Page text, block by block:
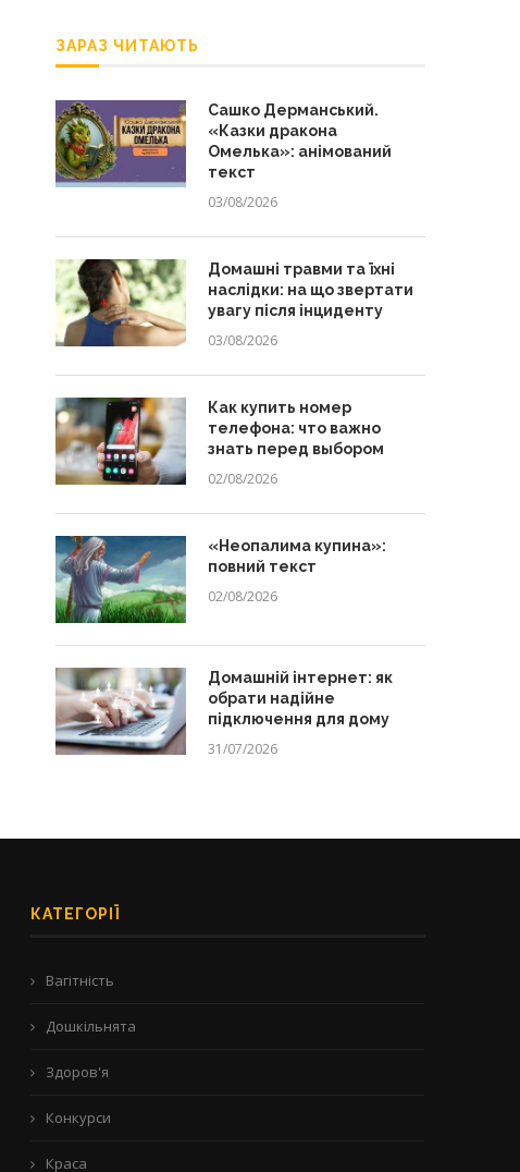
ЗАРАЗ ЧИТАЮТЬ
Сашко Дерманський.
«Казки дракона
Омелька»: анімований
текст
03/08/2026
Домашні травми та їхні
наслідки: на що звертати
увагу після інциденту
03/08/2026
Как купить номер
телефона: что важно
знать перед выбором
02/08/2026
«Неопалима купина»:
повний текст
02/08/2026
Домашній інтернет: як
обрати надійне
підключення для дому
31/07/2026
КАТЕГОРІЇ
Вагітність
Дошкільнята
Здоров'я
Конкурси
Краса